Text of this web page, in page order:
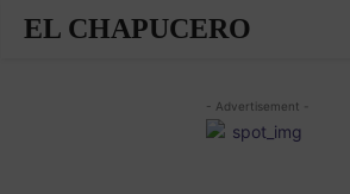
EL CHAPUCERO
- Advertisement -